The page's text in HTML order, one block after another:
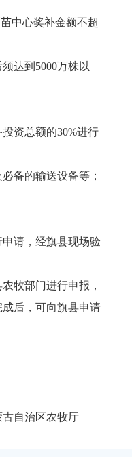
中心奖补金额不超
达到5000万株以
资总额的30%进行
备的输送设备等；
请，经旗县现场验
牧部门进行申报，
后，可向旗县申请
古自治区农牧厅